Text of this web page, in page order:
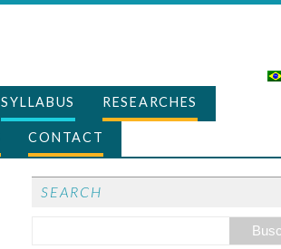
SYLLABUS RESEARCHES
CONTACT
SEARCH